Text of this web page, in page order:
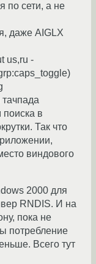
по сети, а не
даже AIGLX
us,ru -
поиска в
Так что
виндового
2000 для
RNDIS. И на
пока не
потребление
Всего тут